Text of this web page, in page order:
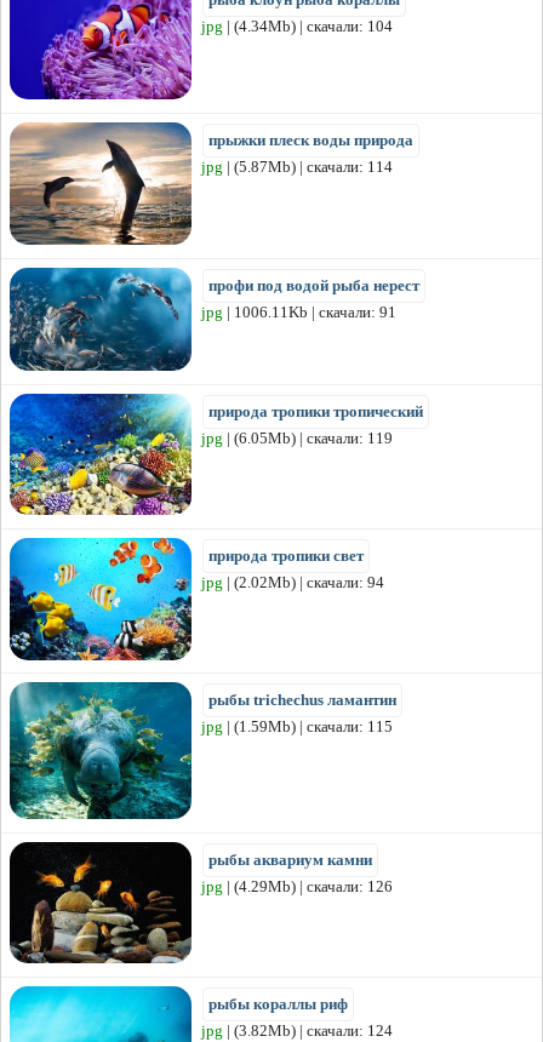
jpg | (4.34Mb) | скачали: 104
прыжки плеск воды природа
jpg | (5.87Mb) | скачали: 114
профи под водой рыба нерест
jpg | 1006.11Kb | скачали: 91
природа тропики тропический
jpg | (6.05Mb) | скачали: 119
природа тропики свет
jpg | (2.02Mb) | скачали: 94
рыбы trichechus ламантин
jpg | (1.59Mb) | скачали: 115
рыбы аквариум камни
jpg | (4.29Mb) | скачали: 126
рыбы кораллы риф
jpg | (3.82Mb) | скачали: 124